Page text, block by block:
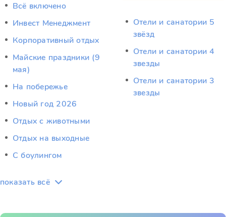
Всё включено
Инвест Менеджмент
Корпоративный отдых
Майские праздники (9
мая)
На побережье
Новый год 2026
Отдых c животными
Отдых на выходные
С боулингом
показать всё
Отели и санатории 5
звёзд
Отели и санатории 4
звезды
Отели и санатории 3
звезды